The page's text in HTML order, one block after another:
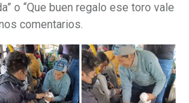
o “Que buen regalo ese toro vale
comentarios.